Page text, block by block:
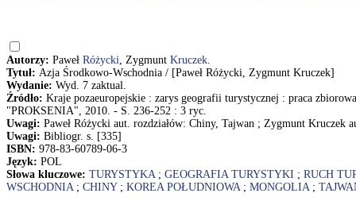
Autorzy: Paweł Różycki, Zygmunt Kruczek.
Tytuł: Azja Środkowo-Wschodnia / [Paweł Różycki, Zygmunt Kruczek]
Wydanie: Wyd. 7 zaktual.
Źródło: Kraje pozaeuropejskie : zarys geografii turystycznej : praca
"PROKSENIA", 2010. - S. 236-252 : 3 ryc.
Uwagi: Paweł Różycki aut. rozdziałów: Chiny, Tajwan ; Zygmunt Kruczek
Uwagi: Bibliogr. s. [335]
ISBN: 978-83-60789-06-3
Język: POL
Słowa kluczowe: TURYSTYKA; GEOGRAFIA TURYSTYKI ; RUCH
WSCHODNIA; CHINY; KOREA POŁUDNIOWA; MONGOLIA;